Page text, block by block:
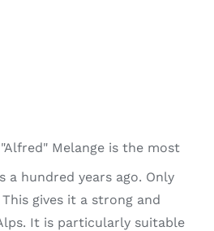
Melange is the most
hundred years ago. Only
gives it a strong and
It is particularly suitable